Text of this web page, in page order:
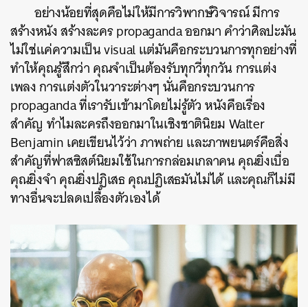
อย่างน้อยที่สุดคือไม่ให้มีการวิพากษ์วิจารณ์มีการ
สร้างหนังสร้างละครpropagandaออกมาคำว่าศิลปะมัน
ไม่ใช่แค่ความเป็นvisualแต่มันคือกระบวนการทุกอย่างที่
ทำให้คุณรู้สึกว่าคุณจำเป็นต้องรับทุกวี่ทุกวันการแต่ง
เพลงการแต่งตัวในวาระต่างๆนั่นคือกระบวนการ
propagandaที่เรารับเข้ามาโดยไม่รู้ตัวหนังคือเรื่อง
สำคัญ ทำไมละครถึงออกมาในเชิงชาตินิยมWalter
Benjaminเคยเขียนไว้ว่าภาพถ่ายและภาพยนตร์คือสิ่ง
สำคัญที่ฟาสซิสต์นิยมใช้ในการกล่อมเกลาคนคุณยิ่งเบื่อ
คุณยิ่งจำคุณยิ่งปฏิเสธคุณปฏิเสธมันไม่ได้และคุณก็ไม่มี
ทางอื่นจะปลดเปลื้องตัวเองได้